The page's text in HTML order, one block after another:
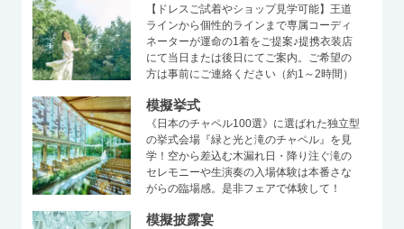
【ドレスご試着やショップ見学可能】王道
ラインから個性的ラインまで専属コーディ
ネーターが運命の1着をご提案♪提携衣装店
にて当日または後日にてご案内。ご希望の
方は事前にご連絡ください（約1～2時間）
模擬挙式
《日本のチャペル100選》に選ばれた独立型
の挙式会場『緑と光と滝のチャペル』を見
学！空から差込む木漏れ日・降り注ぐ滝の
セレモニーや生演奏の入場体験は本番さな
がらの臨場感。是非フェアで体験して！
模擬披露宴